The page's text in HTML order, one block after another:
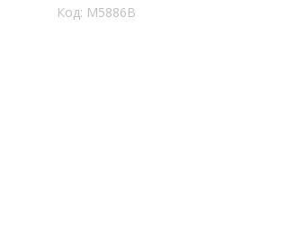
M5886B